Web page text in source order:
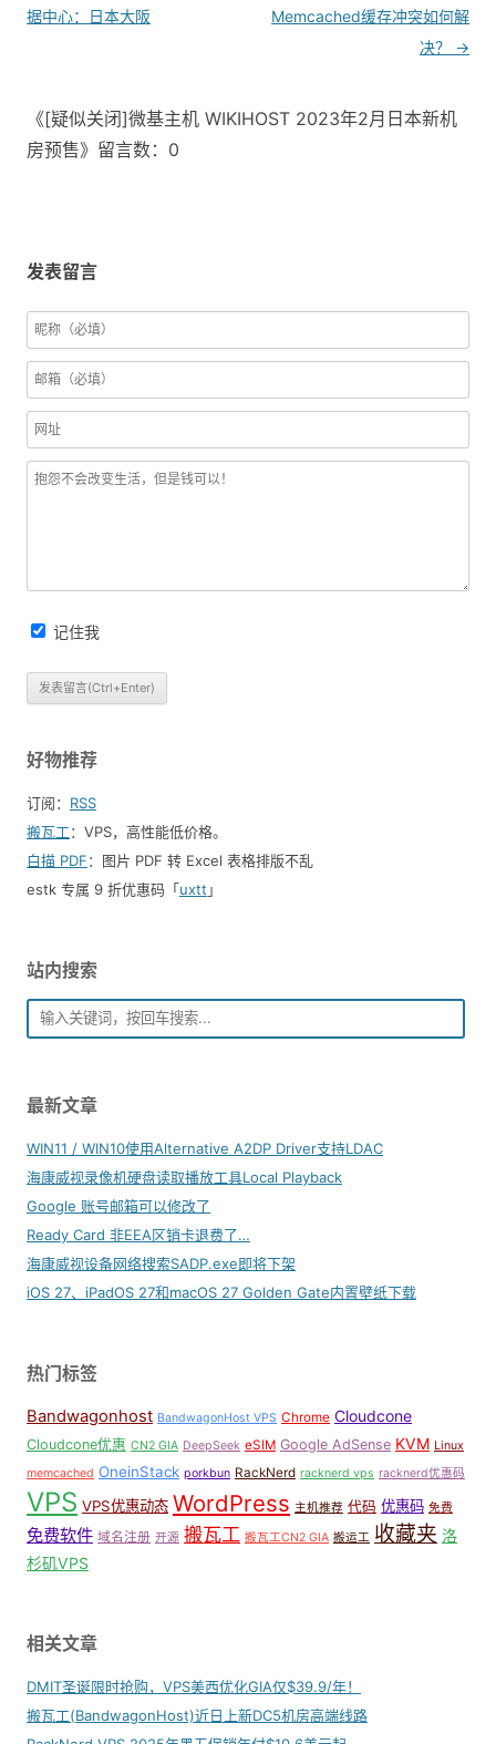
navigation
据中心：日本大阪
Memcached缓存冲突如何解
决？ →
《[疑似关闭]微基主机 WIKIHOST 2023年2月日本新机
房预售》留言数：0
发表留言
记住我
好物推荐
订阅： RSS
搬瓦工：VPS，高性能低价格。️
白描 PDF：图片 PDF 转 Excel 表格排版不乱
estk 专属 9 折优惠码「uxtt 」
站内搜索
最新文章
WIN11 / WIN10使用Alternative A2DP Driver支持LDAC
海康威视录像机硬盘读取播放工具Local Playback
Google 账号邮箱可以修改了
Ready Card 非EEA区销卡退费了…
海康威视设备网络搜索SADP.exe即将下架
iOS 27、iPadOS 27和macOS 27 Golden Gate内置壁纸下载
热门标签
Bandwagonhost BandwagonHost VPS Chrome Cloudcone
Cloudcone优惠 CN2 GIA DeepSeek eSIM Google AdSense KVM Linux
memcached OneinStack porkbun RackNerd racknerd vps racknerd优惠码
VPS VPS优惠动态 WordPress 主机推荐 代码 优惠码 免费
免费软件 域名注册 开源 搬瓦工 搬瓦工CN2 GIA 搬运工 收藏夹 洛
杉矶VPS
相关文章
DMIT圣诞限时抢购，VPS美西优化GIA仅$39.9/年！
搬瓦工(BandwagonHost)近日上新DC5机房高端线路